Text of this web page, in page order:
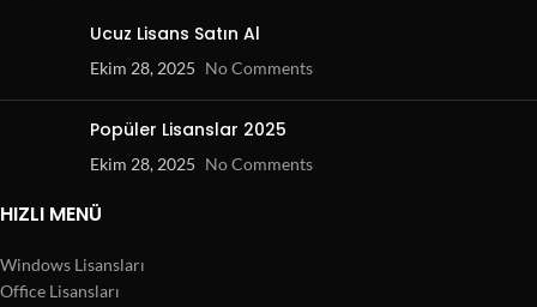
Ucuz Lisans Satın Al
Ekim 28, 2025 No Comments
Popüler Lisanslar 2025
Ekim 28, 2025 No Comments
HIZLI MENÜ
Windows Lisansları
Office Lisansları